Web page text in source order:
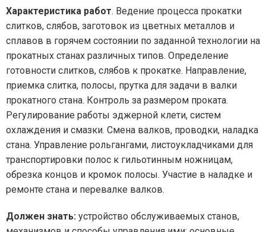
Характеристика работ. Ведение процесса прокатки
слитков, слябов, заготовок из цветных металлов и
сплавов в горячем состоянии по заданной технологии на
прокатных станах различных типов. Определение
готовности слитков, слябов к прокатке. Направление,
приемка слитка, полосы, прутка для задачи в валки
прокатного стана. Контроль за размером проката.
Регулирование работы эджерной клети, систем
охлаждения и смазки. Смена валков, проводки, наладка
стана. Управление рольгангами, листоукладчиками для
транспортировки полос к гильотинным ножницам,
обрезка концов и кромок полосы. Участие в наладке и
ремонте стана и перевалке валков.
Должен знать: устройство обслуживаемых станов,